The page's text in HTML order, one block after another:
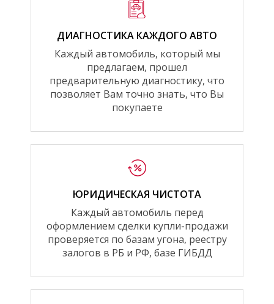
ДИАГНОСТИКА КАЖДОГО АВТО
Каждый автомобиль, который мы
предлагаем, прошел
предварительную диагностику, что
позволяет Вам точно знать, что Вы
покупаете
ЮРИДИЧЕСКАЯ ЧИСТОТА
Каждый автомобиль перед
оформлением сделки купли-продажи
проверяется по базам угона, реестру
залогов в РБ и РФ, базе ГИБДД